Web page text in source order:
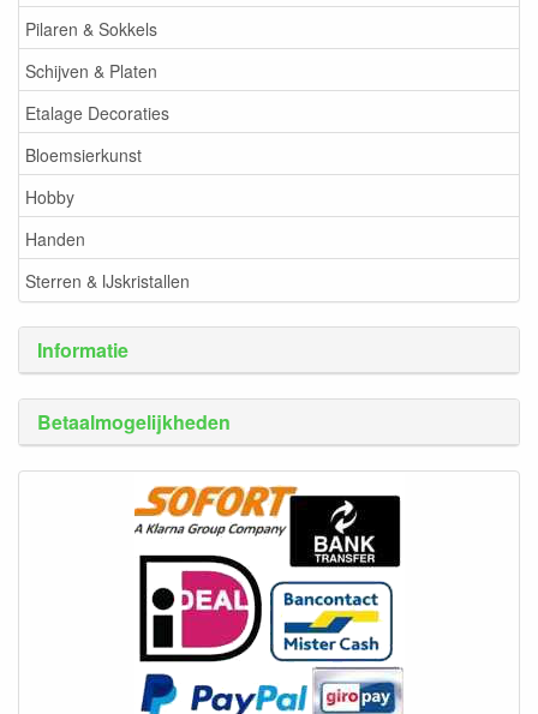
Pilaren & Sokkels
Schijven & Platen
Etalage Decoraties
Bloemsierkunst
Hobby
Handen
Sterren & IJskristallen
Informatie
Betaalmogelijkheden